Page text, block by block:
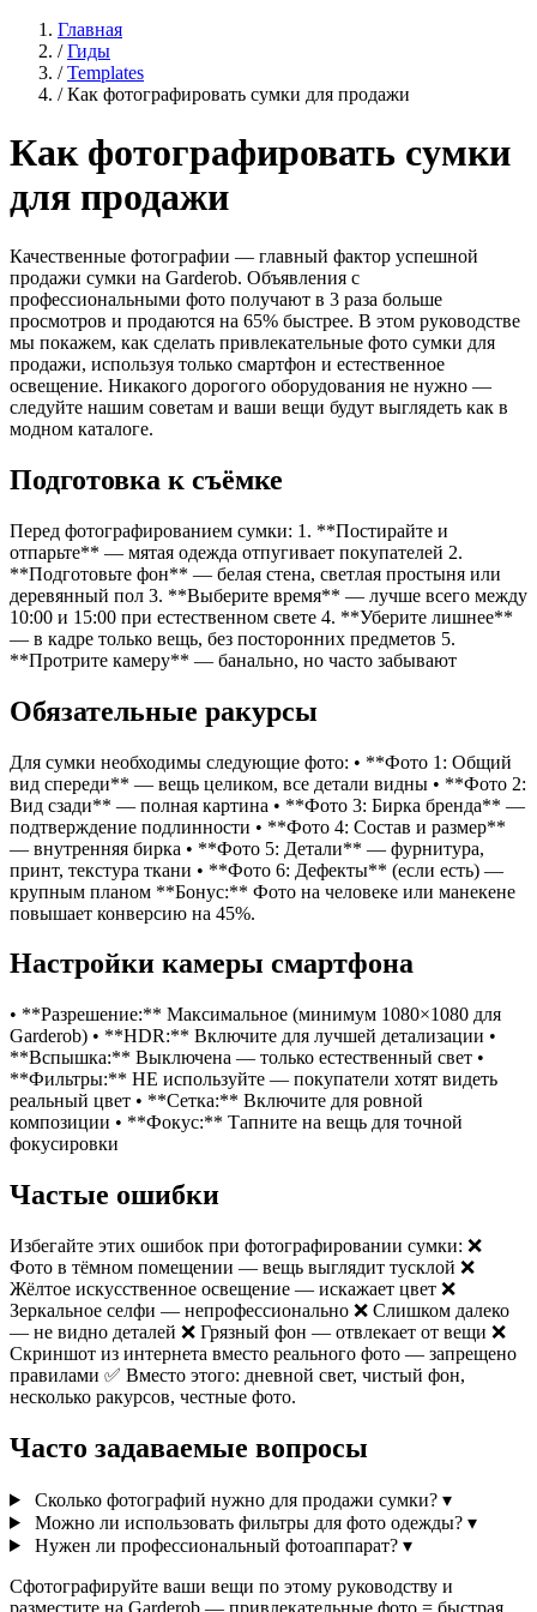
Главная
/ Гиды
/ Templates
/ Как фотографировать сумки для продажи
Как фотографировать сумки
для продажи
Качественные фотографии — главный фактор успешной
продажи сумки на Garderob. Объявления с
профессиональными фото получают в 3 раза больше
просмотров и продаются на 65% быстрее. В этом руководстве
мы покажем, как сделать привлекательные фото сумки для
продажи, используя только смартфон и естественное
освещение. Никакого дорогого оборудования не нужно —
следуйте нашим советам и ваши вещи будут выглядеть как в
модном каталоге.
Подготовка к съёмке
Перед фотографированием сумки: 1. **Постирайте и
отпарьте** — мятая одежда отпугивает покупателей 2.
**Подготовьте фон** — белая стена, светлая простыня или
деревянный пол 3. **Выберите время** — лучше всего между
10:00 и 15:00 при естественном свете 4. **Уберите лишнее**
— в кадре только вещь, без посторонних предметов 5.
**Протрите камеру** — банально, но часто забывают
Обязательные ракурсы
Для сумки необходимы следующие фото: • **Фото 1: Общий
вид спереди** — вещь целиком, все детали видны • **Фото 2:
Вид сзади** — полная картина • **Фото 3: Бирка бренда** —
подтверждение подлинности • **Фото 4: Состав и размер**
— внутренняя бирка • **Фото 5: Детали** — фурнитура,
принт, текстура ткани • **Фото 6: Дефекты** (если есть) —
крупным планом **Бонус:** Фото на человеке или манекене
повышает конверсию на 45%.
Настройки камеры смартфона
• **Разрешение:** Максимальное (минимум 1080×1080 для
Garderob) • **HDR:** Включите для лучшей детализации •
**Вспышка:** Выключена — только естественный свет •
**Фильтры:** НЕ используйте — покупатели хотят видеть
реальный цвет • **Сетка:** Включите для ровной
композиции • **Фокус:** Тапните на вещь для точной
фокусировки
Частые ошибки
Избегайте этих ошибок при фотографировании сумки: ❌
Фото в тёмном помещении — вещь выглядит тусклой ❌
Жёлтое искусственное освещение — искажает цвет ❌
Зеркальное селфи — непрофессионально ❌ Слишком далеко
— не видно деталей ❌ Грязный фон — отвлекает от вещи ❌
Скриншот из интернета вместо реального фото — запрещено
правилами ✅ Вместо этого: дневной свет, чистый фон,
несколько ракурсов, честные фото.
Часто задаваемые вопросы
Сколько фотографий нужно для продажи сумки? ▾
Можно ли использовать фильтры для фото одежды? ▾
Нужен ли профессиональный фотоаппарат? ▾
Сфотографируйте ваши вещи по этому руководству и
разместите на Garderob — привлекательные фото = быстрая